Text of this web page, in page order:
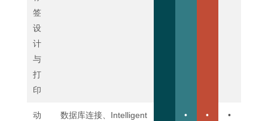
签
设
计
与
打
印
动
数据库连接、Intelligent
• • •